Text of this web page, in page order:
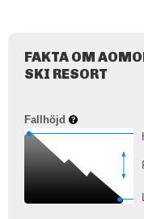
FAKTA OM
SKI RESORT
Fallhöjd